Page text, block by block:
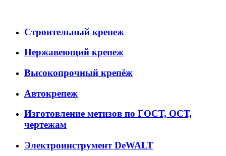
Строительный крепеж
Нержавеющий крепеж
Высокопрочный крепёж
Автокрепеж
Изготовление метизов по ГОСТ, ОСТ,
чертежам
Электроинструмент DeWALT